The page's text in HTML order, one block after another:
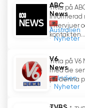
News 24 Se
ABC
News
Australien
Nyheter
Titta på
intervjuer
kontakten...
V6
News
Indien
Nyheter
Titta på V6
med de
på denna